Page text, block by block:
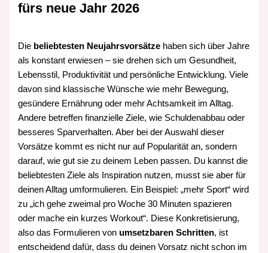
fürs neue Jahr 2026
Die beliebtesten Neujahrsvorsätze haben sich über Jahre
als konstant erwiesen – sie drehen sich um Gesundheit,
Lebensstil, Produktivität und persönliche Entwicklung. Viele
davon sind klassische Wünsche wie mehr Bewegung,
gesündere Ernährung oder mehr Achtsamkeit im Alltag.
Andere betreffen finanzielle Ziele, wie Schuldenabbau oder
besseres Sparverhalten. Aber bei der Auswahl dieser
Vorsätze kommt es nicht nur auf Popularität an, sondern
darauf, wie gut sie zu deinem Leben passen. Du kannst die
beliebtesten Ziele als Inspiration nutzen, musst sie aber für
deinen Alltag umformulieren. Ein Beispiel: „mehr Sport“ wird
zu „ich gehe zweimal pro Woche 30 Minuten spazieren
oder mache ein kurzes Workout“. Diese Konkretisierung,
also das Formulieren von umsetzbaren Schritten, ist
entscheidend dafür, dass du deinen Vorsatz nicht schon im